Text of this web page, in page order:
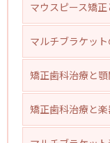
マウスピース矯
マルチブラケッ
矯正歯科治療と
矯正歯科治療と